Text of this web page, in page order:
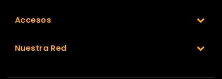
Accesos
Nuestra Red